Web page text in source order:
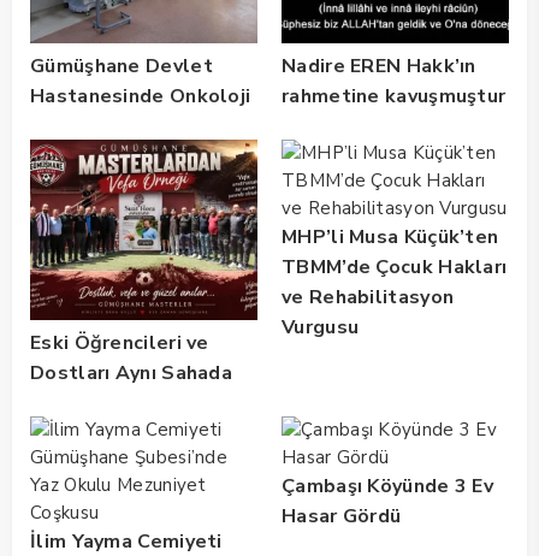
Gümüşhane Devlet
Hastanesinde Onkoloji
Hastaya Hizmet Verdi
Nadire EREN Hakk’ın
rahmetine kavuşmuştur
Eski Öğrencileri ve
Dostları Aynı Sahada
Unutulmadı
MHP’li Musa Küçük’ten
TBMM’de Çocuk Hakları
ve Rehabilitasyon
Vurgusu
İlim Yayma Cemiyeti
Çambaşı Köyünde 3 Ev
Hasar Gördü